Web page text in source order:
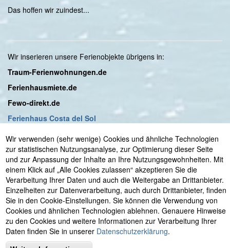
Das hoffen wir zuindest...
Wir inserieren unsere Ferienobjekte übrigens in:
Traum-Ferienwohnungen.de
Ferienhausmiete.de
Fewo-direkt.de
Ferienhaus Costa del Sol
© 2001 - 2026 Astrid Irrgang•eMail: info@viel-meer-
urlaub.com •Kontakt•Telefon +49 (0)7736 29 50 8 55
oder+34 952528767 •Buchung • 48 h
Optionsbuchung• Wir über uns -Ihre Vermieter wohnen
direkt in Nerja•Datenschutzerklärung • Impressum•
Spanien:private FerienwohnungenundFerienhaus
Nerja +Sayalonga- Costa del Sol•Strand-
FerienwohnungLaguna Beach• Torrox - Costa del Sol
Sardinien
Wir verwenden (sehr wenige) Cookies und ähnliche Technologien
zur statistischen Nutzungsanalyse, zur Optimierung dieser Seite
und zur Anpassung der Inhalte an Ihre Nutzungsgewohnheiten. Mit
einem Klick auf „Alle Cookies zulassen“ akzeptieren Sie die
Verarbeitung Ihrer Daten und auch die Weitergabe an Drittanbieter.
Einzelheiten zur Datenverarbeitung, auch durch Drittanbieter, finden
Sie in den Cookie-Einstellungen. Sie können die Verwendung von
Cookies und ähnlichen Technologien ablehnen. Genauere Hinweise
zu den Cookies und weitere Informationen zur Verarbeitung Ihrer
Daten finden Sie in unserer Datenschutzerklärung.